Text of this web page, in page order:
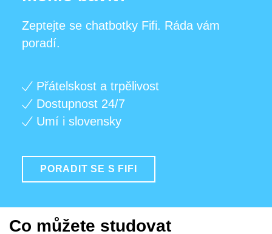
Zeptejte se chatbotky Fifi. Ráda vám
poradí.
Přátelskost a trpělivost
Dostupnost 24/7
Umí i slovensky
PORADIT SE S FIFI
Co můžete studovat